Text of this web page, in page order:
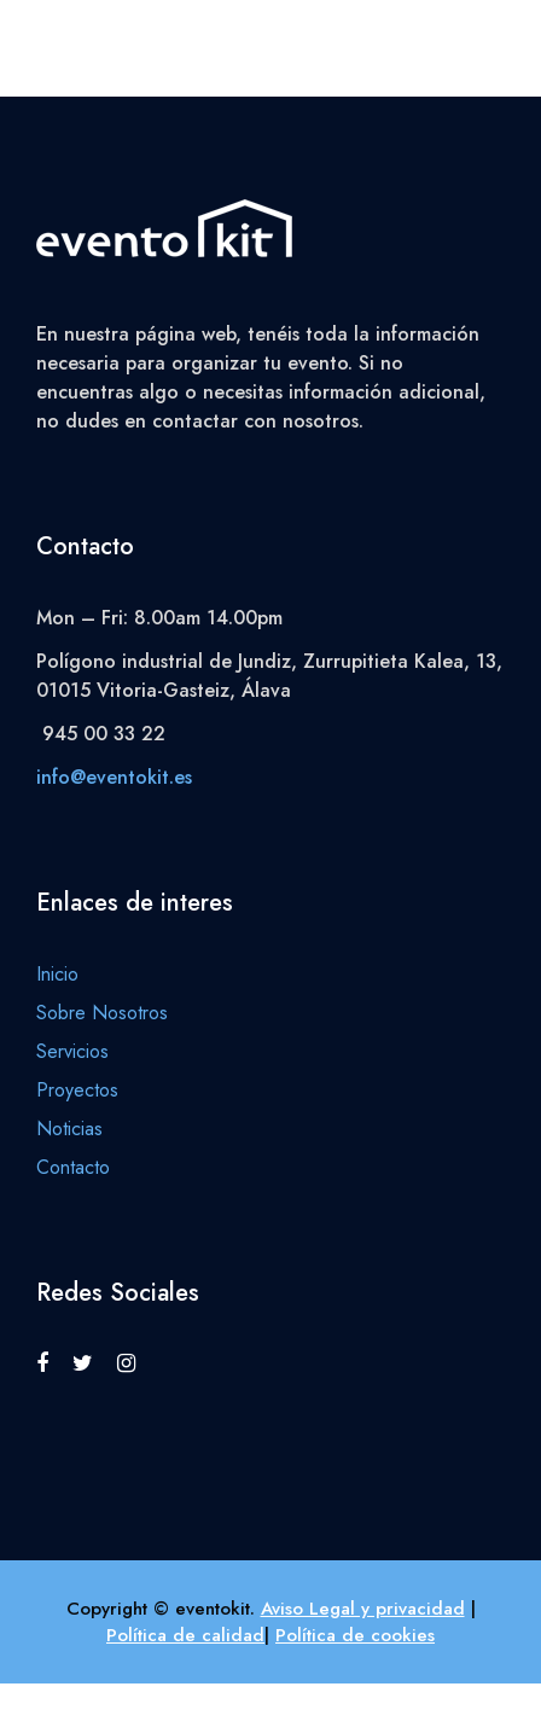
En nuestra página web, tenéis toda la información
necesaria para organizar tu evento. Si no
encuentras algo o necesitas información adicional,
no dudes en contactar con nosotros.
Contacto
Mon – Fri: 8.00am 14.00pm
Polígono industrial de Jundiz, Zurrupitieta Kalea, 13,
01015 Vitoria-Gasteiz, Álava
945 00 33 22
info@eventokit.es
Enlaces de interes
Inicio
Sobre Nosotros
Servicios
Proyectos
Noticias
Contacto
Redes Sociales
Copyright © eventokit. Aviso Legal y privacidad |
Política de calidad| Política de cookies